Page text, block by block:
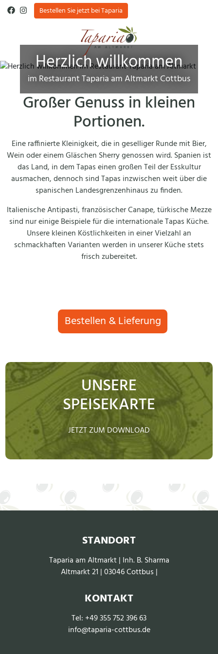
Bestellen Sie jetzt bei Taparia
Herzlich willkommen
im Restaurant Taparia am Altmarkt Cottbus
Großer Genuss in kleinen
Portionen.
Eine raffinierte Kleinigkeit, die in geselliger Runde mit Bier,
Wein oder einem Gläschen Sherry genossen wird. Spanien ist
das Land, in dem Tapas einen großen Teil der Esskultur
ausmachen, dennoch sind Tapas inzwischen weit über die
spanischen Landesgrenzenhinaus zu finden.
Italienische Antipasti, französischer Canape, türkische Mezze
sind nur einige Beispiele für die internationale Tapas Küche.
Unsere kleinen Köstlichkeiten in einer Vielzahl an
schmackhaften Varianten werden in unserer Küche stets
frisch zubereitet.
Bestellen & Lieferung
UNSERE
SPEISEKARTE
JETZT ZUM DOWNLOAD
STANDORT
Taparia am Altmarkt | Inh. B. Sharma
Altmarkt 21 | 03046 Cottbus |
KONTAKT
Tel: +49 355 752 396 63
info@taparia-cottbus.de